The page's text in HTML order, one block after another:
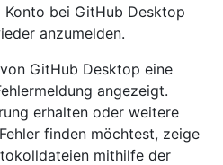
Konto bei GitHub Desktop
anzumelden.
GitHub Desktop eine
angezeigt.
erhalten oder weitere
finden möchtest, zeige
mithilfe der